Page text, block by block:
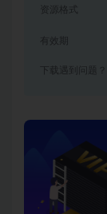
资源格式
有效期
下载遇到问题